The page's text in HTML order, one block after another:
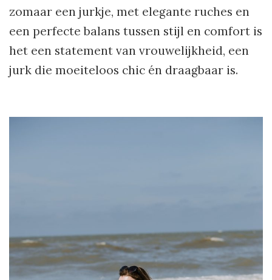
zomaar een jurkje, met elegante ruches en
een perfecte balans tussen stijl en comfort is
het een statement van vrouwelijkheid, een
jurk die moeiteloos chic én draagbaar is.